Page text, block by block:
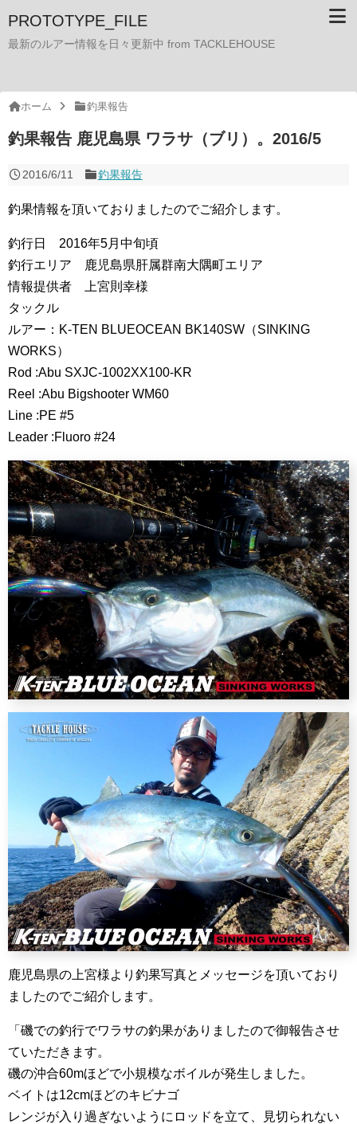
PROTOTYPE_FILE
最新のルアー情報を日々更新中 from TACKLEHOUSE
ホーム 釣果報告
釣果報告 鹿児島県 ワラサ（ブリ）。2016/5
2016/6/11 釣果報告
釣果情報を頂いておりましたのでご紹介します。
釣行日 2016年5月中旬頃
釣行エリア 鹿児島県肝属群南大隅町エリア
情報提供者 上宮則幸様
タックル
ルアー：K-TEN BLUEOCEAN BK140SW（SINKING
WORKS）
Rod :Abu SXJC-1002XX100-KR
Reel :Abu Bigshooter WM60
Line :PE #5
Leader :Fluoro #24
鹿児島県の上宮様より釣果写真とメッセージを頂いており
ましたのでご紹介します。
「磯での釣行でワラサの釣果がありましたので御報告させ
ていただきます。
磯の沖合60mほどで小規模なボイルが発生しました。
ベイトは12cmほどのキビナゴ
レンジが入り過ぎないようにロッドを立て、見切られない